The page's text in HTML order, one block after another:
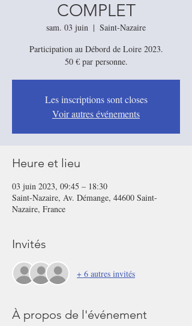
COMPLET
sam. 03 juin
  |
Saint-Nazaire
Participation au Débord de Loire 2023.
Les inscriptions sont closes
Voir autres événements
Heure et lieu
03 juin 2023, 09:45 – 18:30
Saint-Nazaire, Av. Démange, 44600 Saint-
Nazaire, France
Invités
+ 6 autres invités
À propos de l'événement